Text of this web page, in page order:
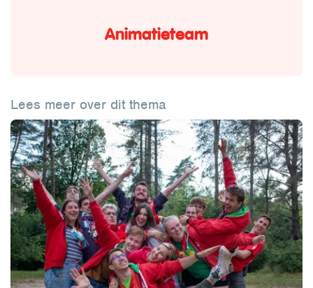
Animatieteam
Lees meer over dit thema